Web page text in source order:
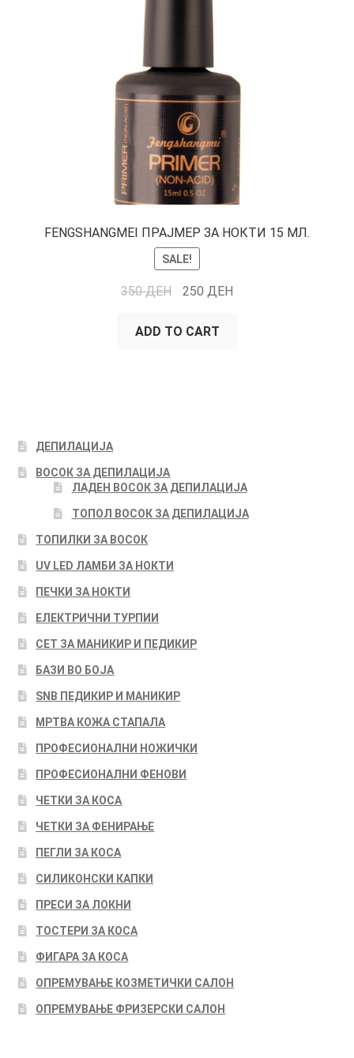
FENGSHANGMEI ПРАЈМЕР ЗА НОКТИ 15 МЛ.
SALE!
350ДЕН 250 ДЕН
ADD TO CART
ДЕПИЛАЦИЈА
ВОСОК ЗА ДЕПИЛАЦИЈА
ЛАДЕН ВОСОК ЗА ДЕПИЛАЦИЈА
ТОПОЛ ВОСОК ЗА ДЕПИЛАЦИЈА
ТОПИЛКИ ЗА ВОСОК
UV LED ЛАМБИ ЗА НОКТИ
ПЕЧКИ ЗА НОКТИ
ЕЛЕКТРИЧНИ ТУРПИИ
СЕТ ЗА МАНИКИР И ПЕДИКИР
БАЗИ ВО БОЈА
SNB ПЕДИКИР И МАНИКИР
МРТВА КОЖА СТАПАЛА
ПРОФЕСИОНАЛНИ НОЖИЧКИ
ПРОФЕСИОНАЛНИ ФЕНОВИ
ЧЕТКИ ЗА КОСА
ЧЕТКИ ЗА ФЕНИРАЊЕ
ПЕГЛИ ЗА КОСА
СИЛИКОНСКИ КАПКИ
ПРЕСИ ЗА ЛОКНИ
ТОСТЕРИ ЗА КОСА
ФИГАРА ЗА КОСА
ОПРЕМУВАЊЕ КОЗМЕТИЧКИ САЛОН
ОПРЕМУВАЊЕ ФРИЗЕРСКИ САЛОН